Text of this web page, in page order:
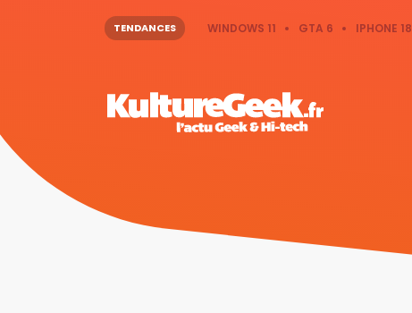
TENDANCES WINDOWS 11 GTA 6 IPHONE 18